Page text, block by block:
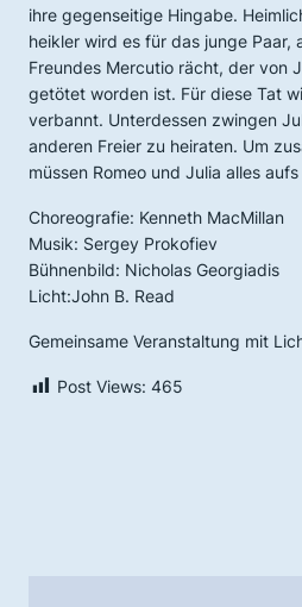
ihre gegenseitige Hingabe.
heikler wird es für das junge Paar,
Freundes Mercutio rächt, der von
getötet worden ist. Für diese Tat
verbannt. Unterdessen zwingen
anderen Freier zu heiraten. Um
müssen Romeo und Julia alles
Choreografie: Kenneth MacMillan
Musik: Sergey Prokofiev
Bühnenbild: Nicholas Georgiadis
Licht:John B. Read
Gemeinsame Veranstaltung mit
Post Views: 465